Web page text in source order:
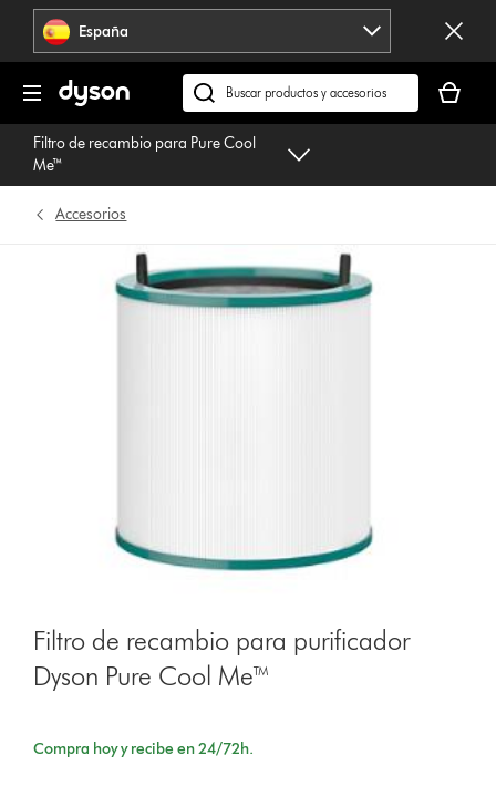
Omitir
navegación España
Buscar
en
dyson.es
cesta
está
Filtro de recambio para Pure Cool
Me™
Accesorios
Filtro de recambio para purificador
Dyson Pure Cool Me™
Compra hoy y recibe en 24/72h.